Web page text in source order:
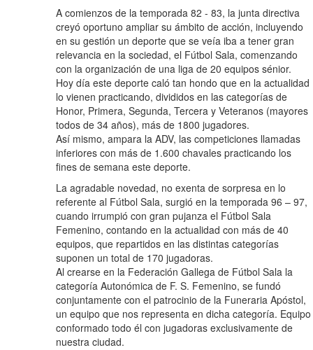
A comienzos de la temporada 82 - 83, la junta directiva
creyó oportuno ampliar su ámbito de acción, incluyendo
en su gestión un deporte que se veía iba a tener gran
relevancia en la sociedad, el Fútbol Sala, comenzando
con la organización de una liga de 20 equipos sénior.
Hoy día este deporte caló tan hondo que en la actualidad
lo vienen practicando, divididos en las categorías de
Honor, Primera, Segunda, Tercera y Veteranos (mayores
todos de 34 años), más de 1800 jugadores.
Así mismo, ampara la ADV, las competiciones llamadas
inferiores con más de 1.600 chavales practicando los
fines de semana este deporte.
La agradable novedad, no exenta de sorpresa en lo
referente al Fútbol Sala, surgió en la temporada 96 – 97,
cuando irrumpió con gran pujanza el Fútbol Sala
Femenino, contando en la actualidad con más de 40
equipos, que repartidos en las distintas categorías
suponen un total de 170 jugadoras.
Al crearse en la Federación Gallega de Fútbol Sala la
categoría Autonómica de F. S. Femenino, se fundó
conjuntamente con el patrocinio de la Funeraria Apóstol,
un equipo que nos representa en dicha categoría. Equipo
conformado todo él con jugadoras exclusivamente de
nuestra ciudad.